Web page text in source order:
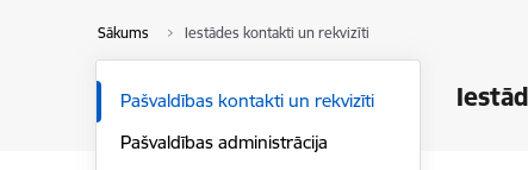
Sākums Iestādes kontakti un rekvizīti
Pašvaldības kontakti un rekvizīti
Pašvaldības administrācija